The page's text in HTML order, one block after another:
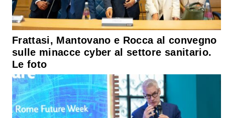
Frattasi, Mantovano e Rocca al convegno
sulle minacce cyber al settore sanitario.
Le foto